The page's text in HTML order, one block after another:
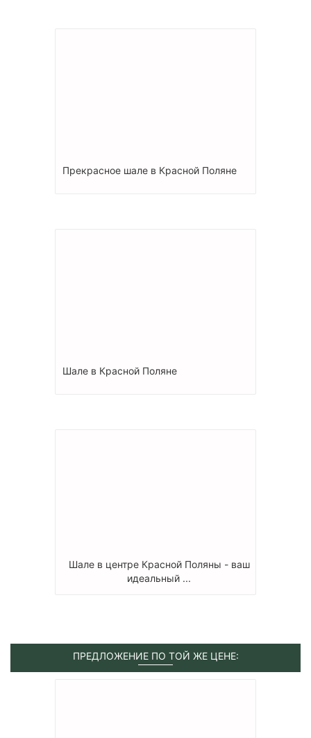
Прекрасное шале в Красной Поляне
Шале в Красной Поляне
Шале в центре Красной Поляны - ваш
идеальный ...
ПРЕДЛОЖЕНИЕ ПО ТОЙ ЖЕ ЦЕНЕ: